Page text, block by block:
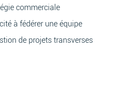
commerciale
à fédérer une équipe
de projets transverses